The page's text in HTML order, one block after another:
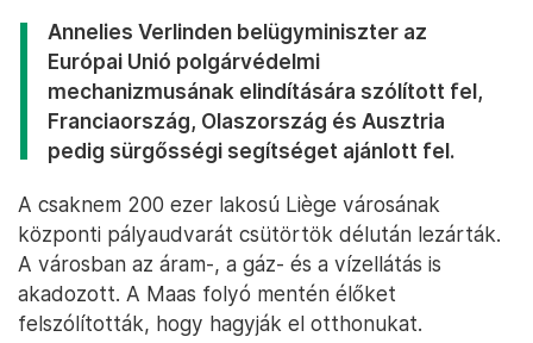
Annelies Verlinden belügyminiszter az
Európai Unió polgárvédelmi
mechanizmusának elindítására szólított fel,
Franciaország, Olaszország és Ausztria
pedig sürgősségi segítséget ajánlott fel.
A csaknem 200 ezer lakosú Liège városának
központi pályaudvarát csütörtök délután lezárták.
A városban az áram-, a gáz- és a vízellátás is
akadozott. A Maas folyó mentén élőket
felszólították, hogy hagyják el otthonukat.